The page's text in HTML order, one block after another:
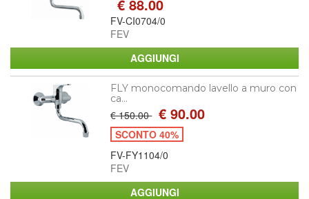
€ 88.00
FV-CI0704/0
FEV
FLY monocomando lavello a muro con
ca...
€ 150.00 € 90.00
SCONTO 40%
FV-FY1104/0
FEV